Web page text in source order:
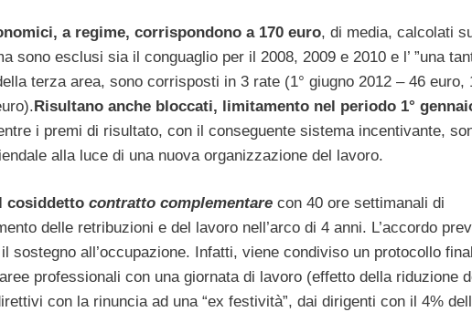
a regime, corrispondono a 170 euro, di media, calcolati
sono esclusi sia il conguaglio per il 2008, 2009 e 2010 e l’ ”una
terza area, sono corrisposti in 3 rate (1° giugno 2012 – 46 euro,
Risultano anche bloccati, limitamento nel periodo 1°
i premi di risultato, con il conseguente sistema incentivante,
alla luce di una nuova organizzazione del lavoro.
cosiddetto contratto complementare con 40 ore settimanali di
delle retribuzioni e del lavoro nell’arco di 4 anni. L’accordo
sostegno all’occupazione. Infatti, viene condiviso un protocollo
professionali con una giornata di lavoro (effetto della riduzione
con la rinuncia ad una “ex festività”, dai dirigenti con il 4%